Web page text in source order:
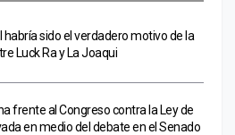
habría sido el verdadero motivo de la
Luck Ra y La Joaqui
frente al Congreso contra la Ley de
en medio del debate en el Senado